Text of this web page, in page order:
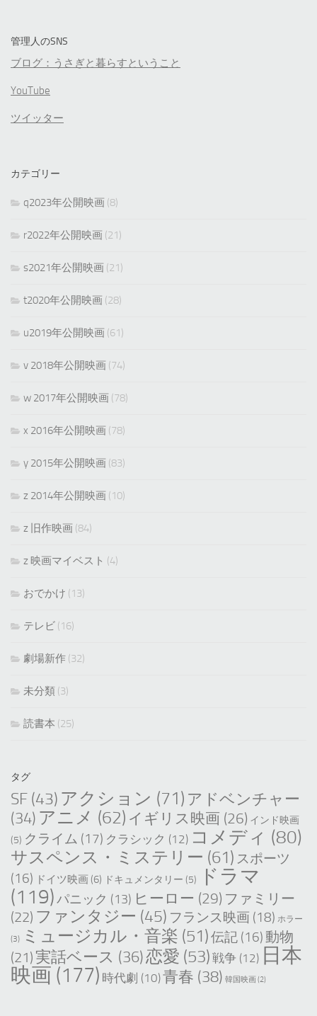
管理人のSNS
ブログ：うさぎと暮らすということ
YouTube
ツイッター
カテゴリー
q2023年公開映画 (8)
r2022年公開映画 (21)
s2021年公開映画 (21)
t2020年公開映画 (28)
u2019年公開映画 (61)
v 2018年公開映画 (74)
w 2017年公開映画 (78)
x 2016年公開映画 (78)
y 2015年公開映画 (83)
z 2014年公開映画 (10)
z 旧作映画 (84)
z 映画マイベスト (4)
おでかけ (13)
テレビ (16)
劇場新作 (32)
未分類 (3)
読書本 (25)
タグ
SF (43) アクション (71) アドベンチャー
(34) アニメ (62) イギリス映画 (26) インド映画
(5) クライム (17) クラシック (12) コメディ (80)
サスペンス・ミステリー (61) スポーツ
(16) ドイツ映画 (6) ドキュメンタリー (5)
ドラマ
(119)パニック (13) ヒーロー (29) ファミリー
(22) ファンタジー (45) フランス映画 (18) ホラー
(3)
ミュージカル・音楽 (51)伝記 (16)動物
(21) 実話ベース (36)恋愛 (53) 戦争 (12) 日本
映画 (177) 時代劇 (10)青春 (38) 韓国映画 (2)